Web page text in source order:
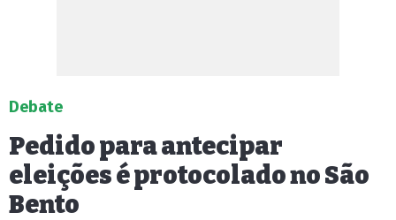
Debate
Pedido para antecipar
eleições é protocolado no São
Bento